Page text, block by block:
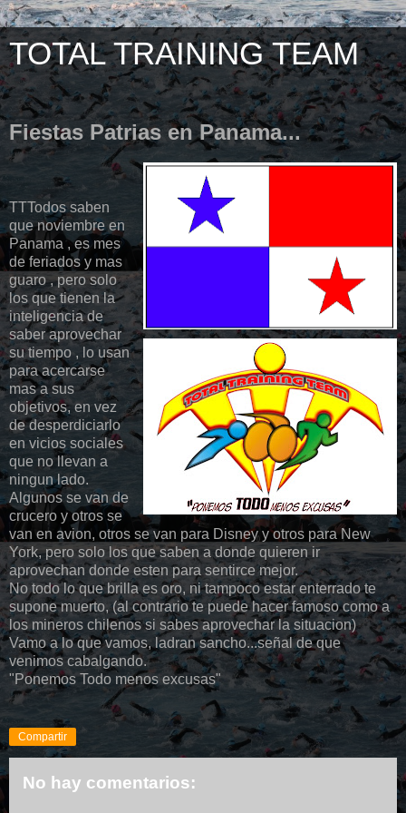
TOTAL TRAINING TEAM
Fiestas Patrias en Panama...
TTTodos saben
que noviembre en
Panama , es mes
de feriados y mas
guaro , pero solo
los que tienen la
inteligencia de
saber aprovechar
su tiempo , lo usan
para acercarse
mas a sus
objetivos, en vez
de desperdiciarlo
en vicios sociales
que no llevan a
ningun lado.
Algunos se van de
crucero y otros se
van en avion, otros se van para Disney y otros para New
York, pero solo los que saben a donde quieren ir
aprovechan donde esten para sentirce mejor.
No todo lo que brilla es oro, ni tampoco estar enterrado te
supone muerto, (al contrario te puede hacer famoso como a
los mineros chilenos si sabes aprovechar la situacion)
Vamo a lo que vamos, ladran sancho...señal de que
venimos cabalgando.
"Ponemos Todo menos excusas"
Compartir
No hay comentarios: